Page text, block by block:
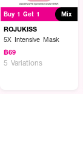
RojukissTerpene
PLANTS POWER แล
อันเป็นสาเหตุหนึ่งของ
รอยดำ รอยแดง จากสิ
ผลิตภัณฑ์โฟมล้างหน้าส
อันเป็นสาเหตุหนึ่งของเ
Buy 1 Get 1 Mix
ROJUKISS
5X Intensive Mask
฿69
5 Variations